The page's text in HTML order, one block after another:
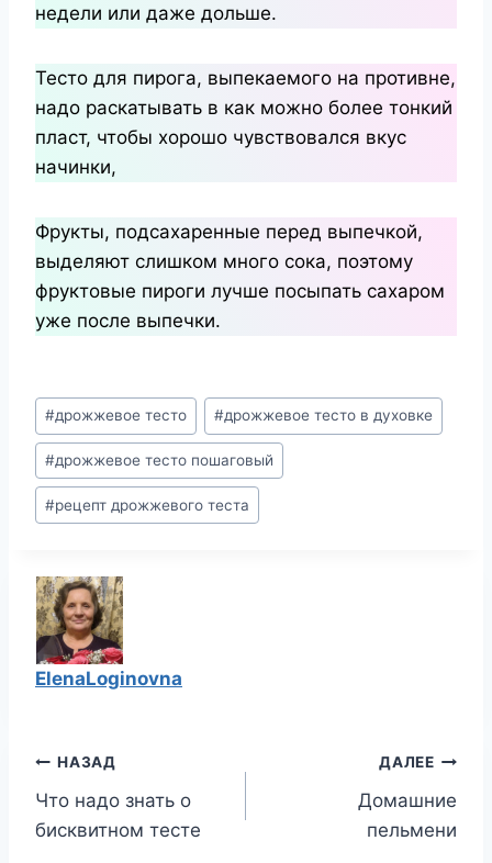
недели или даже дольше.
Тесто для пирога, выпекаемого на противне,
надо раскатывать в как можно более тонкий
пласт, чтобы хорошо чувствовался вкус
начинки,
Фрукты, подсахаренные перед выпечкой,
выделяют слишком много сока, поэтому
фруктовые пироги лучше посыпать сахаром
уже после выпечки.
Метки
записи:
#дрожжевое тесто #дрожжевое тесто в духовке
#дрожжевое тесто пошаговый
#рецепт дрожжевого теста
ElenaLoginovna
Навигация
по
НАЗАД
Что надо знать о
бисквитном тесте
ДАЛЕЕ
Домашние
пельмени